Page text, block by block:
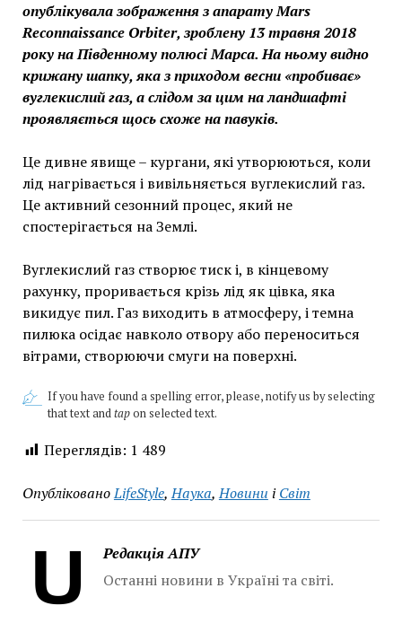
опублікувала зображення з апарату Mars
Reconnaissance Orbiter, зроблену 13 травня 2018
року на Південному полюсі Марса. На ньому видно
крижану шапку, яка з приходом весни «пробиває»
вуглекислий газ, а слідом за цим на ландшафті
проявляється щось схоже на павуків.
Це дивне явище – кургани, які утворюються, коли
лід нагрівається і вивільняється вуглекислий газ.
Це активний сезонний процес, який не
спостерігається на Землі.
Вуглекислий газ створює тиск і, в кінцевому
рахунку, проривається крізь лід як цівка, яка
викидує пил. Газ виходить в атмосферу, і темна
пилюка осідає навколо отвору або переноситься
вітрами, створюючи смуги на поверхні.
If you have found a spelling error, please, notify us by selecting
that text andtapon selected text.
Переглядів: 1 489
ОпублікованоLifeStyle,Наука,Новини іСвіт
Редакція АПУ
Останні новини в Україні та світі.